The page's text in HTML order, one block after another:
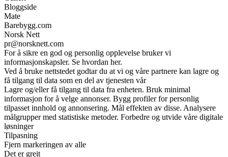
Bloggside
Mate
Barebygg.com
Norsk Nett
pr@norsknett.com
For å sikre en god og personlig opplevelse bruker vi
informasjonskapsler. Se hvordan her.
Ved å bruke nettstedet godtar du at vi og våre partnere kan lagre og
få tilgang til data som en del av tjenesten vår
Lagre og/eller få tilgang til data fra enheten. Bruk minimal
informasjon for å velge annonser. Bygg profiler for personlig
tilpasset innhold og annonsering. Mål effekten av disse. Analysere
målgrupper med statistiske metoder. Forbedre og utvide våre digitale
løsninger
Tilpasning
Fjern markeringen av alle
Det er greit